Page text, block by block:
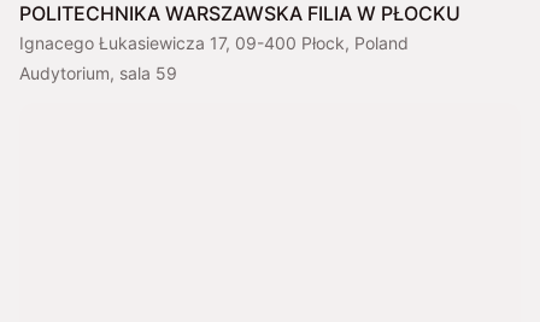
POLITECHNIKA WARSZAWSKA FILIA W PŁOCKU
Ignacego Łukasiewicza 17, 09-400 Płock, Poland
Audytorium, sala 59